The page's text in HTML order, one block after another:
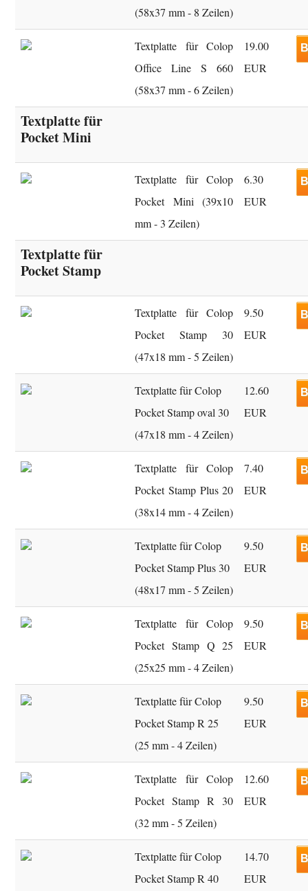
(58x37 mm - 8 Zeilen)
Textplatte für Colop
Office Line S 660
(58x37 mm - 6 Zeilen)
19.00
EUR
Textplatte für
Pocket Mini
Textplatte für Colop
Pocket Mini (39x10
mm - 3 Zeilen)
6.30
EUR
Textplatte für
Pocket Stamp
Textplatte für Colop
Pocket Stamp 30
(47x18 mm - 5 Zeilen)
9.50
EUR
Textplatte für Colop
Pocket Stamp oval 30
(47x18 mm - 4 Zeilen)
12.60
EUR
Textplatte für Colop
Pocket Stamp Plus 20
(38x14 mm - 4 Zeilen)
7.40
EUR
Textplatte für Colop
Pocket Stamp Plus 30
(48x17 mm - 5 Zeilen)
9.50
EUR
Textplatte für Colop
Pocket Stamp Q 25
(25x25 mm - 4 Zeilen)
9.50
EUR
Textplatte für Colop
Pocket Stamp R 25
(25 mm - 4 Zeilen)
9.50
EUR
Textplatte für Colop
Pocket Stamp R 30
(32 mm - 5 Zeilen)
12.60
EUR
Textplatte für Colop
Pocket Stamp R 40
14.70
EUR